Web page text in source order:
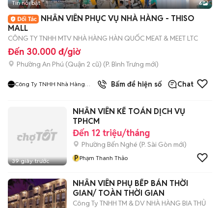
+2
Tin nổi bật 6
NHÂN VIÊN PHỤC VỤ NHÀ HÀNG - THISO
MALL
CÔNG TY TNHH MTV NHÀ HÀNG HÀN QUỐC MEAT & MEET LTC
Đến 30.000 đ/giờ
Phường An Phú (Quận 2 cũ) (P. Bình Trưng mới)
Công Ty TNHH Nhà Hàng
9đã bán
Bấm để hiện số Chat
39 giây trước
NHÂN VIÊN KẾ TOÁN DỊCH VỤ
TPHCM
Đến 12 triệu/tháng
Phường Bến Nghé (P. Sài Gòn mới)
P Phạm Thanh Thảo
NHÂN VIÊN PHỤ BẾP BÁN THỜI
GIAN/ TOÀN THỜI GIAN
Công Ty TNHH TM & DV NHÀ HÀNG BIA THỦ